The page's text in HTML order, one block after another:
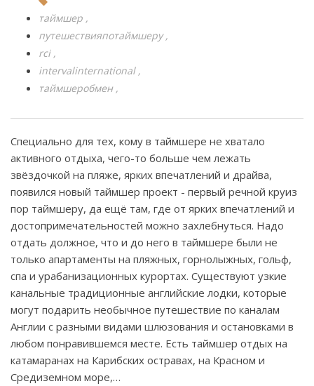
таймшер
путешествияпотаймшеру
rci
intervalinternational
таймшеробмен
Специально для тех, кому в таймшере не хватало
активного отдыха, чего-то больше чем лежать
звёздочкой на пляже, ярких впечатлений и драйва,
появился новый таймшер проект - первый речной круиз
пор таймшеру, да ещё там, где от ярких впечатлений и
достопримечательностей можно захлебнуться. Надо
отдать должное, что и до него в таймшере были не
только апартаменты на пляжных, горнолыжных, гольф,
спа и урабанизационных курортах. Существуют узкие
канальные традиционные английские лодки, которые
могут подарить необычное путешествие по каналам
Англии с разными видами шлюзования и остановками в
любом понравившемся месте. Есть таймшер отдых на
катамаранах на Карибских остравах, на Красном и
Средиземном море,…